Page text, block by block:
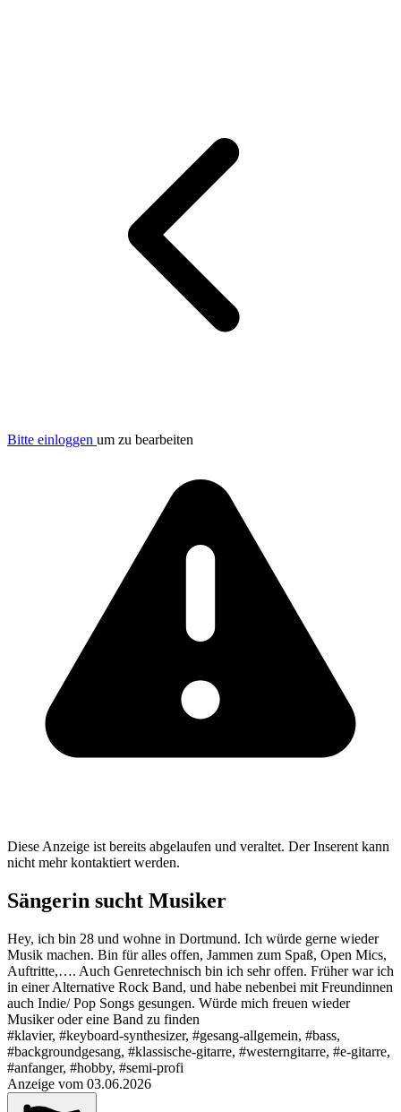
Bitte einloggen um zu bearbeiten
Diese Anzeige ist bereits abgelaufen und veraltet. Der Inserent kann
nicht mehr kontaktiert werden.
Sängerin sucht Musiker
Hey, ich bin 28 und wohne in Dortmund. Ich würde gerne wieder
Musik machen. Bin für alles offen, Jammen zum Spaß, Open Mics,
Auftritte,…. Auch Genretechnisch bin ich sehr offen. Früher war ich
in einer Alternative Rock Band, und habe nebenbei mit Freundinnen
auch Indie/ Pop Songs gesungen. Würde mich freuen wieder
Musiker oder eine Band zu finden
#klavier, #keyboard-synthesizer, #gesang-allgemein, #bass,
#backgroundgesang, #klassische-gitarre, #westerngitarre, #e-gitarre,
#anfanger, #hobby, #semi-profi
Anzeige vom 03.06.2026